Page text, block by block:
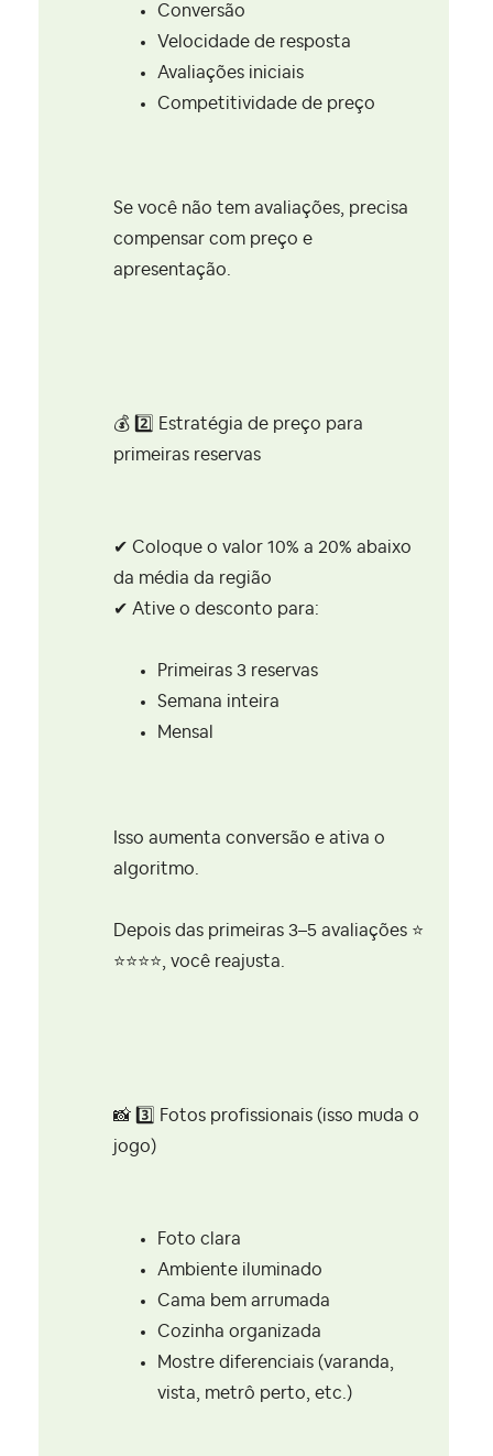
Conversão
Velocidade de resposta
Avaliações iniciais
Competitividade de preço
Se você não tem avaliações, precisa
compensar com preço e
apresentação.
💰 2️⃣
Estratégia de preço para
primeiras reservas
✔ Coloque o valor 10% a 20% abaixo
da média da região
✔ Ative o desconto para:
Primeiras 3 reservas
Semana inteira
Mensal
Isso aumenta conversão e ativa o
algoritmo.
Depois das primeiras 3–5 avaliações ⭐
⭐⭐⭐⭐ , você reajusta.
📸 3️⃣ Fotos profissionais (isso muda o
jogo)
Foto clara
Ambiente iluminado
Cama bem arrumada
Cozinha organizada
Mostre diferenciais (varanda,
vista, metrô perto, etc.)